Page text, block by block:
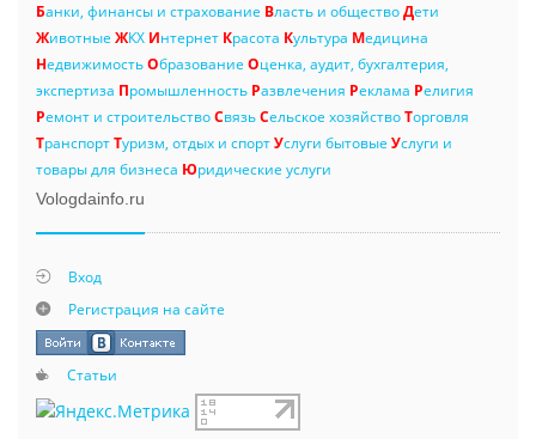
Банки, финансы и страхование Власть и обществоДети
Животные ЖКХ Интернет Красота Культура Медицина
НедвижимостьОбразование Оценка, аудит, бухгалтерия,
экспертиза Промышленность Развлечения Реклама Религия
Ремонт и строительствоСвязьСельское хозяйствоТорговля
ТранспортТуризм, отдых и спортУслуги бытовые Услуги и
товары для бизнеса Юридические услуги
Vologdainfo.ru
Вход
Регистрация на сайте
Статьи